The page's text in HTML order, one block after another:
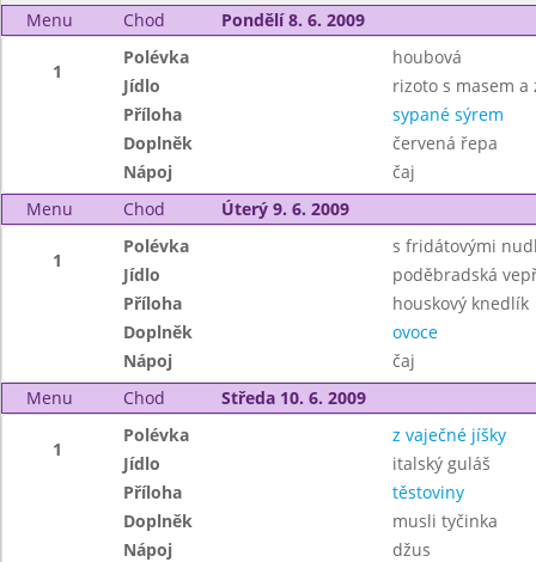
Menu Chod Pondělí 8. 6. 2009
1
Polévka
houbová
Jídlo
rizoto s masem a
Příloha
sypané sýrem
Doplněk
červená řepa
Nápoj
čaj
Menu
Chod Úterý 9. 6. 2009
1
Polévka
s fridátovými
Jídlo
poděbradská
Příloha
houskový knedlík
Doplněk
ovoce
Nápoj
čaj
Menu
Chod Středa 10. 6. 2009
1
Polévka
z vaječné jíšky
Jídlo
italský guláš
Příloha
těstoviny
Doplněk
musli tyčinka
Nápoj
džus